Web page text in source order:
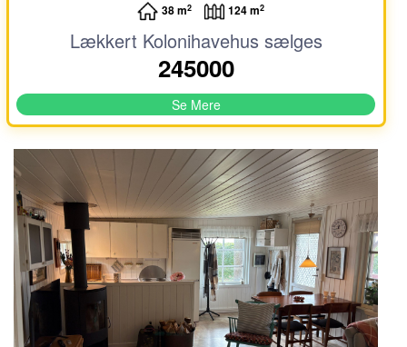
38 m2 124 m2
Lækkert Kolonihavehus sælges
245000
Se Mere